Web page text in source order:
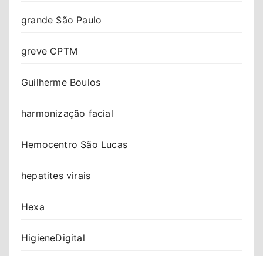
grande São Paulo
greve CPTM
Guilherme Boulos
harmonização facial
Hemocentro São Lucas
hepatites virais
Hexa
HigieneDigital